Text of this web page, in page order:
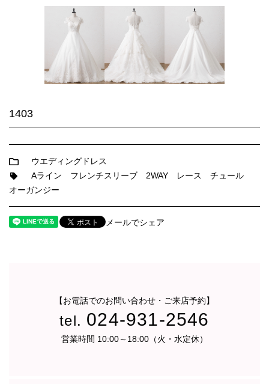
1403
ウエディングドレス
Aライン
フレンチスリーブ 2WAY レース
チュール
オーガンジー
メールでシェア
【お電話でのお問い合わせ・ご来店予約】
tel. 024-931-2546
営業時間 10:00～18:00（火・水定休）